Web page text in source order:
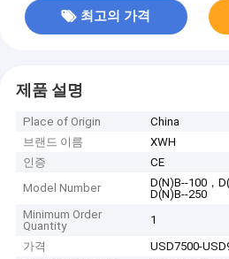
최고의 가격
제품 설명
Place of Origin
China
브랜드 이름
XWH
인증
CE
Model Number
D(N)B--100，
D(N)B--250
Minimum Order
Quantity
1
가격
USD7500-